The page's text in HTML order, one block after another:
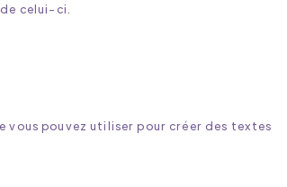
celui-ci.
pouvez utiliser pour créer des textes